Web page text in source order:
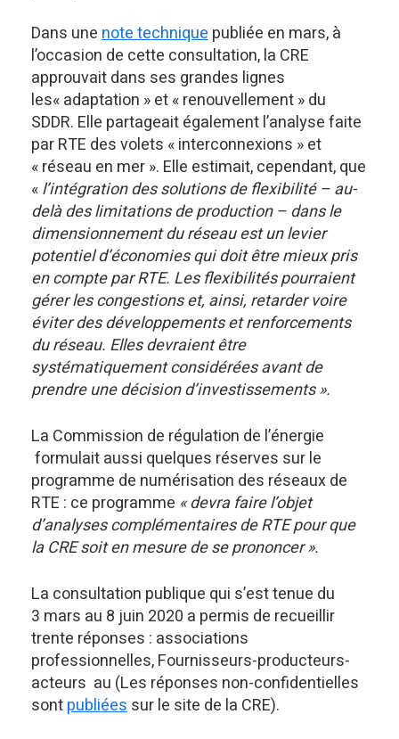
Dans unenote techniquepubliée en mars, à
l’occasion de cette consultation, la CRE
approuvait dans ses grandes lignes
les« adaptation » et « renouvellement » du
SDDR. Elle partageait également l’analyse faite
par RTE des volets « interconnexions » et
« réseau en mer ». Elle estimait, cependant, que
«l’intégration des solutions de flexibilité – au-
delà des limitations de production – dans le
dimensionnement du réseau est un levier
potentiel d’économies qui doit être mieux pris
en compte par RTE. Les flexibilités pourraient
gérer les congestions et, ainsi, retarder voire
éviter des développements et renforcements
du réseau. Elles devraient être
systématiquement considérées avant de
prendre une décision d’investissements ».
La Commission de régulation de l’énergie
formulait aussi quelques réserves sur le
programme de numérisation des réseaux de
RTE : ce programme « devra faire l’objet
d’analyses complémentaires de RTE pour que
la CRE soit en mesure de se prononcer ».
La consultation publique qui s’est tenue du
3 mars au 8 juin 2020 a permis de recueillir
trente réponses : associations
professionnelles, Fournisseurs-producteurs-
acteurs au (Les réponses non-confidentielles
sontpubliéessur le site de la CRE).